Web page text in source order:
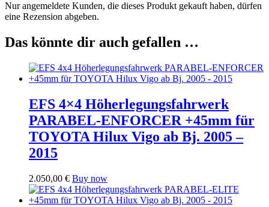
Nur angemeldete Kunden, die dieses Produkt gekauft haben, dürfen
eine Rezension abgeben.
Das könnte dir auch gefallen …
EFS 4×4 Höherlegungsfahrwerk
PARABEL-ENFORCER +45mm für
TOYOTA Hilux Vigo ab Bj. 2005 –
2015
2.050,00 € Buy nowDieses
Produkt
weist